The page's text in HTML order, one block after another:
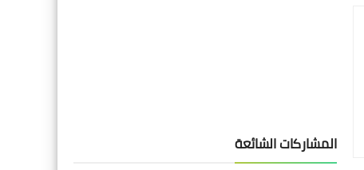
المشاركات الشائعة